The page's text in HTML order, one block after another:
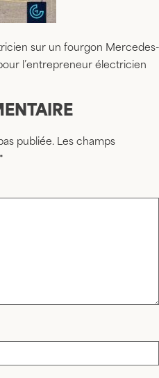
sur un fourgon Mercedes-
l’entrepreneur électricien
publiée. Les champs
*